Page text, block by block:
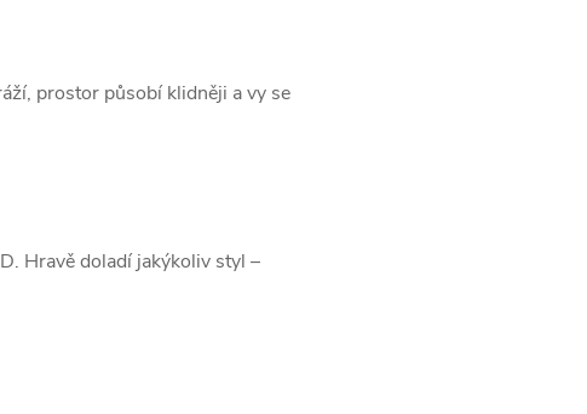
prostor působí klidněji a vy se
Hravě doladí jakýkoliv styl –